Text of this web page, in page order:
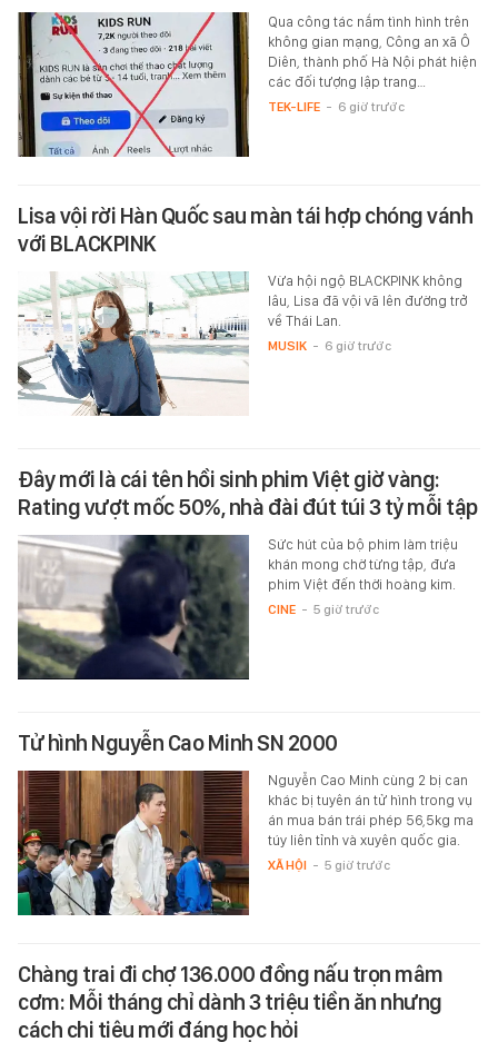
Qua công tác nắm tình hình trên
không gian mạng, Công an xã Ô
Diên, thành phố Hà Nội phát hiện
các đối tượng lập trang…
TEK-LIFE - 6 giờ trước
Lisa vội rời Hàn Quốc sau màn tái hợp chóng vánh
với BLACKPINK
Vừa hội ngộ BLACKPINK không
lâu, Lisa đã vội vã lên đường trở
về Thái Lan.
MUSIK - 6 giờ trước
Đây mới là cái tên hồi sinh phim Việt giờ vàng:
Rating vượt mốc 50%, nhà đài đút túi 3 tỷ mỗi tập
Sức hút của bộ phim làm triệu
khán mong chờ từng tập, đưa
phim Việt đến thời hoàng kim.
CINE - 5 giờ trước
Tử hình Nguyễn Cao Minh SN 2000
Nguyễn Cao Minh cùng 2 bị can
khác bị tuyên án tử hình trong vụ
án mua bán trái phép 56,5kg ma
túy liên tỉnh và xuyên quốc gia.
XÃ HỘI - 5 giờ trước
Chàng trai đi chợ 136.000 đồng nấu trọn mâm
cơm: Mỗi tháng chỉ dành 3 triệu tiền ăn nhưng
cách chi tiêu mới đáng học hỏi